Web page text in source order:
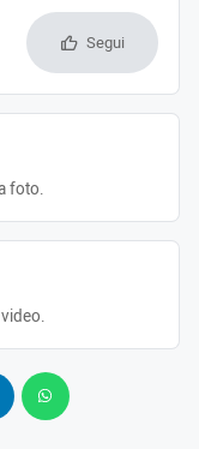
Segui
foto.